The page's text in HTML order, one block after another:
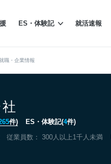
ES・体験記 就活速報
職・企業情報
件) ES・体験記(4件)
従業員数： 300人以上1千人未満